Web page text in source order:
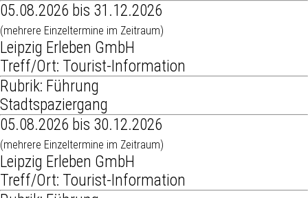
05.08.2026 bis 31.12.2026
(mehrere Einzeltermine im Zeitraum)
Leipzig Erleben GmbH
Treff/Ort: Tourist-Information
Rubrik: Führung
Stadtspaziergang
05.08.2026 bis 30.12.2026
(mehrere Einzeltermine im Zeitraum)
Leipzig Erleben GmbH
Treff/Ort: Tourist-Information